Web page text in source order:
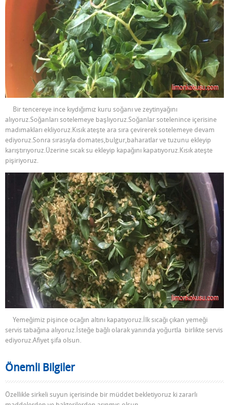
Bir tencereye ince kıydığımız kuru soğanı ve zeytinyağını
alıyoruz.Soğanları sotelemeye başlıyoruz.Soğanlar sotelenince içerisine
madımakları ekliyoruz.Kısık ateşte ara sıra çevirerek sotelemeye devam
ediyoruz.Sonra sırasıyla domates,bulgur,baharatlar ve tuzunu ekleyip
karıştırıyoruz.Üzerine sıcak su ekleyip kapağını kapatıyoruz.Kısık ateşte
pişiriyoruz.
Yemeğimiz pişince ocağın altını kapatıyoruz.İlk sıcağı çıkan yemeği
servis tabağına alıyoruz.İsteğe bağlı olarak yanında yoğurtla birlikte servis
ediyoruz.Afiyet şifa olsun.
Önemli Bilgiler
Özellikle sirkeli suyun içerisinde bir müddet bekletiyoruz ki zararlı